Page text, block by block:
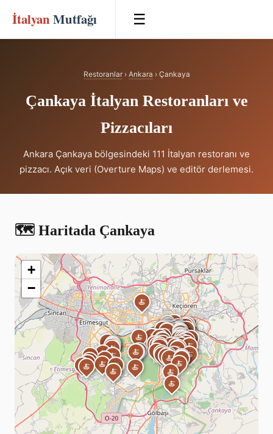
İtalyan Mutfağı ☰
Restoranlar› Ankara › Çankaya
Çankaya İtalyan Restoranları ve
Pizzacıları
Ankara Çankaya bölgesindeki 111 İtalyan restoranı ve
pizzacı. Açık veri (Overture Maps) ve editör derlemesi.
🗺️ Haritada Çankaya
🍝
🍝
🍝🍝
🍝
🍝 🍝
🍝
🍝
🍝
🍝
🍝
🍝
🍝
🍝
🍝
🍝
🍝
🍝
🍝
🍝
🍝
🍝
🍝
🍝
🍝🍝
🍝
🍝
🍝
🍝
🍝
🍝
🍝
🍝
🍝
🍝
🍝
🍝
🍝
🍝
🍝
🍝
🍝
🍝
🍝
🍝
🍝
🍝🍝
🍝🍝
🍝
🍝
🍝
🍝
🍝
🍝
🍝
🍝
🍝
🍝🍝
🍝
🍝
🍝
🍝
🍝
🍝🍝
🍝
🍝
🍝
🍝🍝
🍝 🍝
🍝
🍝
🍝
🍝 🍝
🍝 🍝
🍝🍝 🍝
🍝
🍝🍝
🍝
🍝🍝
🍝🍝🍝 🍝🍝
🍝
🍝
🍝
🍝
🍝
🍝
🍝 🍝
🍝
🍝
🍝
🍝 🍝
+
−